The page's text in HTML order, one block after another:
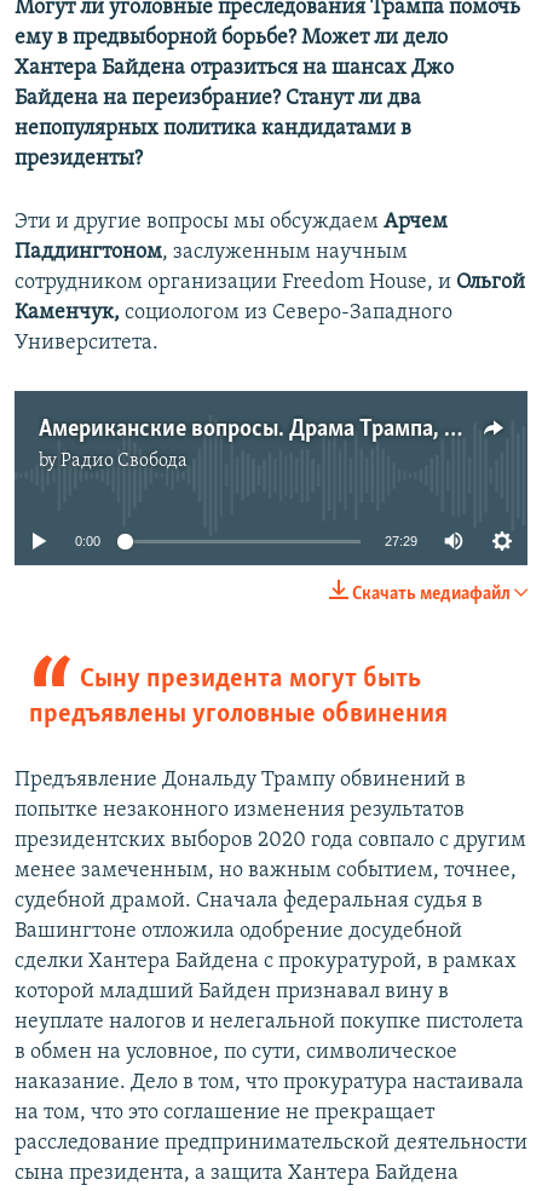
Все сайты РСЕ/РС
Могут ли уголовные преследования Трампа помочь
ему в предвыборной борьбе? Может ли дело
Хантера Байдена отразиться на шансах Джо
Байдена на переизбрание? Станут ли два
непопулярных политика кандидатами в
президенты?
Эти и другие вопросы мы обсуждаем Арчем
Паддингтоном, заслуженным научным
сотрудником организации Freedom House, и Ольгой
Каменчук, социологом из Северо-Западного
Университета.
Американские вопросы. Драма Трампа, драма Байдена и предвыборная кампания
byРадио Свобода
No media source currently available
0:00 27:29
Скачать медиафайл
Сыну президента могут быть
предъявлены уголовные обвинения
Предъявление Дональду Трампу обвинений в
попытке незаконного изменения результатов
президентских выборов 2020 года совпало с другим
менее замеченным, но важным событием, точнее,
судебной драмой. Сначала федеральная судья в
Вашингтоне отложила одобрение досудебной
сделки Хантера Байдена с прокуратурой, в рамках
которой младший Байден признавал вину в
неуплате налогов и нелегальной покупке пистолета
в обмен на условное, по сути, символическое
наказание. Дело в том, что прокуратура настаивала
на том, что это соглашение не прекращает
расследование предпринимательской деятельности
сына президента, а защита Хантера Байдена